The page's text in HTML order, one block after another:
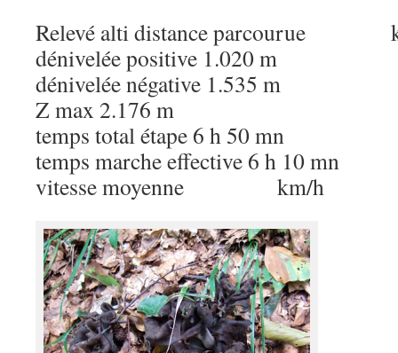
Relevé alti distance parcourue
dénivelée positive 1.020 m
dénivelée négative 1.535 m
Z max 2.176 m
temps total étape 6 h 50 mn
temps marche effective 6 h 10 mn
vitesse moyenne km/h